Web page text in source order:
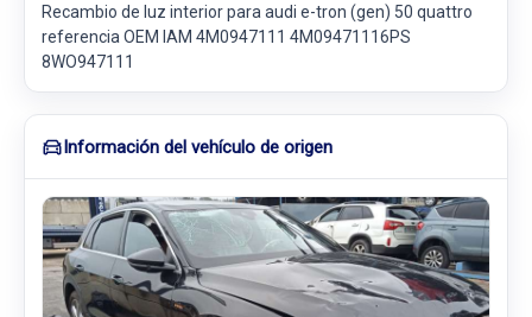
Recambio de luz interior para audi e-tron (gen) 50 quattro
referencia OEM IAM 4M0947111 4M09471116PS
8WO947111
Información del vehículo de origen